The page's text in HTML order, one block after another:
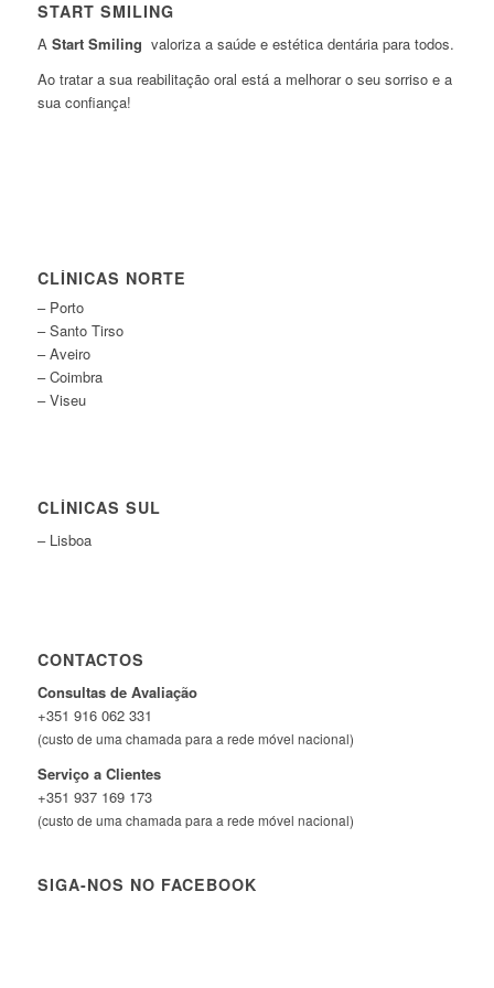
START SMILING
A Start Smiling valoriza a saúde e estética dentária para todos.
Ao tratar a sua reabilitação oral está a melhorar o seu sorriso e a
sua confiança!
CLÍNICAS NORTE
– Porto
– Santo Tirso
– Aveiro
– Coimbra
– Viseu
CLÍNICAS SUL
– Lisboa
CONTACTOS
Consultas de Avaliação
+351 916 062 331
(custo de uma chamada para a rede móvel nacional)
Serviço a Clientes
+351 937 169 173
(custo de uma chamada para a rede móvel nacional)
SIGA-NOS NO FACEBOOK